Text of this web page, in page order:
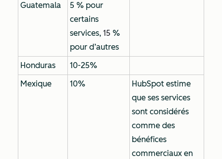
Guatemala
5 % pour
certains
services, 15 %
pour d’autres
Honduras
10-25%
Mexique
10%
HubSpot estime
que ses services
sont considérés
comme des
bénéfices
commerciaux en